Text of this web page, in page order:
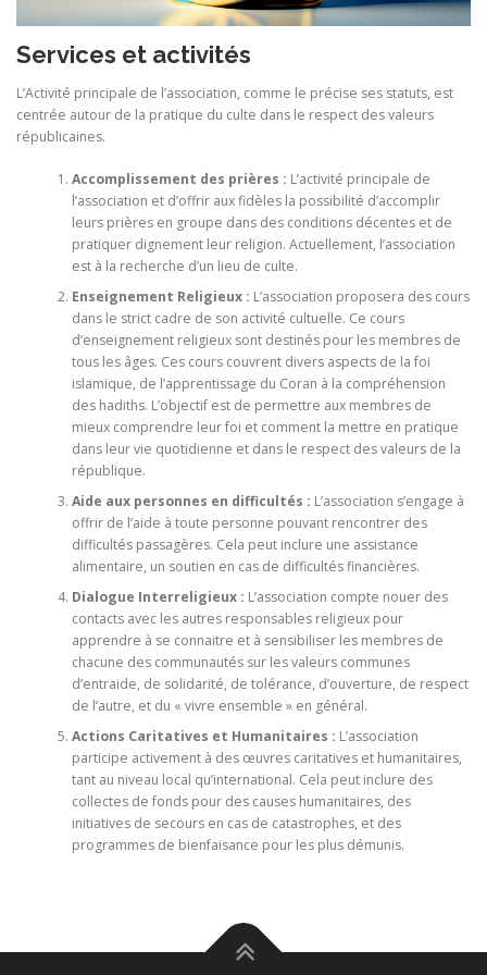
Services et activités
L’Activité principale de l’association, comme le précise ses statuts, est
centrée autour de la pratique du culte dans le respect des valeurs
républicaines.
Accomplissement des prières : L’activité principale de
l’association et d’offrir aux fidèles la possibilité d’accomplir
leurs prières en groupe dans des conditions décentes et de
pratiquer dignement leur religion. Actuellement, l’association
est à la recherche d’un lieu de culte.
Enseignement Religieux : L’association proposera des cours
dans le strict cadre de son activité cultuelle. Ce cours
d’enseignement religieux sont destinés pour les membres de
tous les âges. Ces cours couvrent divers aspects de la foi
islamique, de l’apprentissage du Coran à la compréhension
des hadiths. L’objectif est de permettre aux membres de
mieux comprendre leur foi et comment la mettre en pratique
dans leur vie quotidienne et dans le respect des valeurs de la
république.
Aide aux personnes en difficultés : L’association s’engage à
offrir de l’aide à toute personne pouvant rencontrer des
difficultés passagères. Cela peut inclure une assistance
alimentaire, un soutien en cas de difficultés financières.
Dialogue Interreligieux : L’association compte nouer des
contacts avec les autres responsables religieux pour
apprendre à se connaitre et à sensibiliser les membres de
chacune des communautés sur les valeurs communes
d’entraide, de solidarité, de tolérance, d’ouverture, de respect
de l’autre, et du « vivre ensemble » en général.
Actions Caritatives et Humanitaires : L’association
participe activement à des œuvres caritatives et humanitaires,
tant au niveau local qu’international. Cela peut inclure des
collectes de fonds pour des causes humanitaires, des
initiatives de secours en cas de catastrophes, et des
programmes de bienfaisance pour les plus démunis.